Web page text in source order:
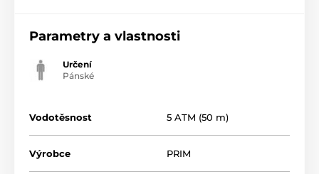
Parametry a vlastnosti
Určení
Pánské
Vodotěsnost 5 ATM (50 m)
Výrobce PRIM